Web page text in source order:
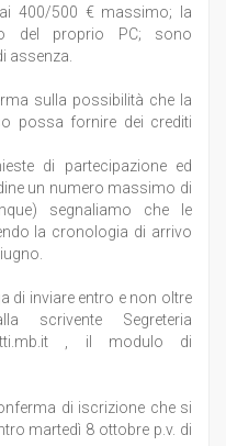
400/500 € massimo; la
del proprio PC; sono
assenza.
sulla possibilità che la
possa fornire dei crediti
di partecipazione ed
un numero massimo di
segnaliamo che le
la cronologia di arrivo
di inviare entro e non oltre
scrivente Segreteria
, il modulo di
di iscrizione che si
martedì 8 ottobre p.v. di